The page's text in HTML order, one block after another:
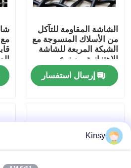
جولة في المصنع
مراقبة الجودة
اتصل بنا
القضايا
شاشة شبكة الأسلاك المنسوجة
الشاشة المقاومة للتآكل
من الأسلاك المنسوجة مع
الشبكة المربعة للشاشة
الاهتزازية من نوع
الخطاف 30 ° 180 °
إرسال استفسار
Kinsy